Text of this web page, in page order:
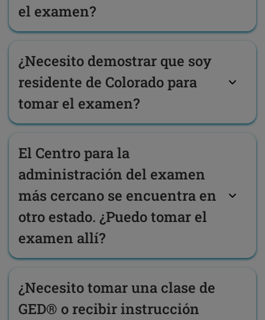
el examen?
¿Necesito demostrar que soy
residente de Colorado para
tomar el examen?
El Centro para la
administración del examen
más cercano se encuentra en
otro estado. ¿Puedo tomar el
examen allí?
¿Necesito tomar una clase de
GED® o recibir instrucción